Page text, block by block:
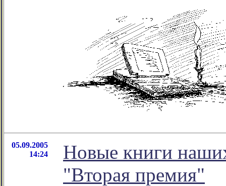
05.09.2005
14:24
Новые книги
"Вторая премия"